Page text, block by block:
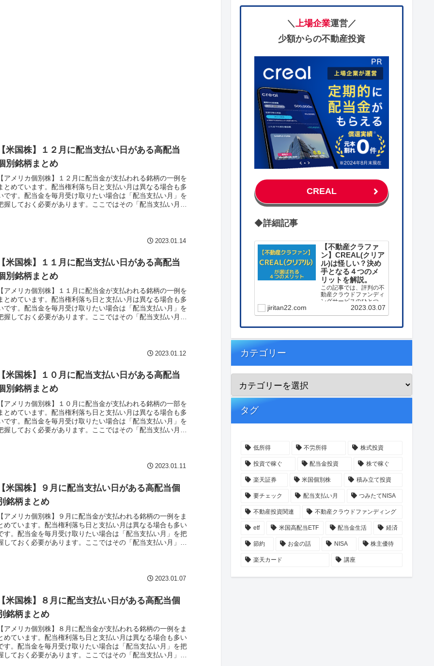
米国株】１２月に配当支払い日がある高配当
別銘柄まとめ
アメリカ個別株】１２月に配当金が支払われる銘柄の一例を
とめています。配当権利落ち日と支払い月は異なる場合も多
です。配当金を毎月受け取りたい場合は「配当支払い月」を
握しておく必要があります。ここではその「配当支払い月」
2023.01.14
米国株】１１月に配当支払い日がある高配当
別銘柄まとめ
アメリカ個別株】１１月に配当金が支払われる銘柄の一例を
とめています。配当権利落ち日と支払い月は異なる場合も多
です。配当金を毎月受け取りたい場合は「配当支払い月」を
握しておく必要があります。ここではその「配当支払い月」
2023.01.12
米国株】１０月に配当支払い日がある高配当
別銘柄まとめ
アメリカ個別株】１０月に配当金が支払われる銘柄の一部を
とめています。配当権利落ち日と支払い月は異なる場合も多
です。配当金を毎月受け取りたい場合は「配当支払い月」を
握しておく必要があります。ここではその「配当支払い月」
2023.01.11
米国株】９月に配当支払い日がある高配当個
銘柄まとめ
アメリカ個別株】９月に配当金が支払われる銘柄の一例をま
めています。配当権利落ち日と支払い月は異なる場合も多い
す。配当金を毎月受け取りたい場合は「配当支払い月」を把
しておく必要があります。ここではその「配当支払い月」で
2023.01.07
米国株】８月に配当支払い日がある高配当個
銘柄まとめ
アメリカ個別株】８月に配当金が支払われる銘柄の一例をま
めています。配当権利落ち日と支払い月は異なる場合も多い
す。配当金を毎月受け取りたい場合は「配当支払い月」を把
しておく必要があります。ここではその「配当支払い月」で
＼上場企業運営／
少額からの不動産投資
CREAL
◆詳細記事
【不動産クラファ
ン】CREAL(クリア
ル)は怪しい？決め
手となる４つのメ
リットを解説。
この記事では、評判の不
動産クラウドファンディ
ングサービスのひとつ
【CREAL(クリアル)】に
投資する決め手となった
ています。
jiritan22.com 2023.03.07
カテゴリー
タグ
低所得 不労所得 株式投資
投資で稼ぐ 配当金投資 株で稼ぐ
楽天証券 米国個別株 積み立て投資
要チェック 配当支払い月 つみたてNISA
不動産投資関連 不動産クラウドファンディング
etf 米国高配当ETF 配当金生活 経済
節約 お金の話 NISA 株主優待
楽天カード 講座